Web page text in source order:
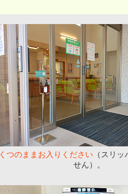
くつのままお入りください （スリ
せん）。